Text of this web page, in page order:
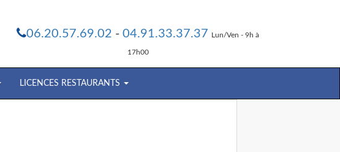
06.20.57.69.02 - 04.91.33.37.37 Lun/Ven - 9h à
17h00
LICENCES RESTAURANTS